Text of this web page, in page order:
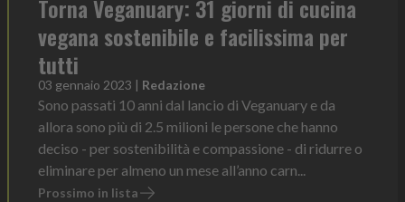
Torna Veganuary: 31 giorni di cucina
vegana sostenibile e facilissima per
tutti
03 gennaio 2023 | Redazione
Sono passati 10 anni dal lancio di Veganuary e da
allora sono più di 2.5 milioni le persone che hanno
deciso - per sostenibilità e compassione - di ridurre o
eliminare per almeno un mese all’anno carn...
Prossimo in lista